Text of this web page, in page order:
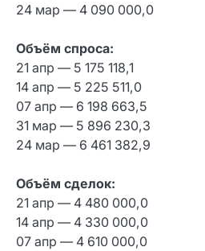
24 мар — 4 090 000,0
Объём спроса:
21 апр — 5 175 118,1
14 апр — 5 225 511,0
07 апр — 6 198 663,5
31 мар — 5 896 230,3
24 мар — 6 461 382,9
Объём сделок:
21 апр — 4 480 000,0
14 апр — 4 330 000,0
07 апр — 4 610 000,0